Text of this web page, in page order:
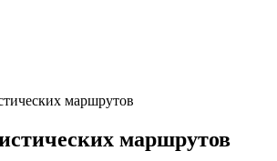
маршрутов
маршрутов